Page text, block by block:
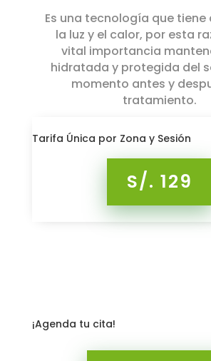
Es una tecnología que
la luz y el calor, por esta
vital importancia
hidratada y protegida del
momento antes y
tratamiento.
Tarifa Única por Zona y Sesión
S/. 129
¡Agenda tu cita!